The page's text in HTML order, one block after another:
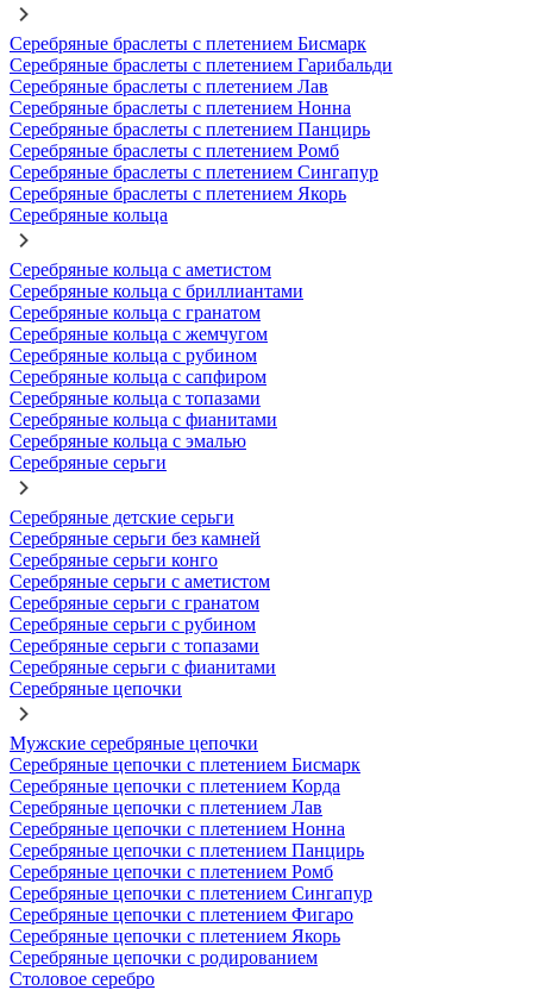
Серебряные браслеты с плетением Бисмарк
Серебряные браслеты с плетением Гарибальди
Серебряные браслеты с плетением Лав
Серебряные браслеты с плетением Нонна
Серебряные браслеты с плетением Панцирь
Серебряные браслеты с плетением Ромб
Серебряные браслеты с плетением Сингапур
Серебряные браслеты с плетением Якорь
Серебряные кольца
Серебряные кольца с аметистом
Серебряные кольца с бриллиантами
Серебряные кольца с гранатом
Серебряные кольца с жемчугом
Серебряные кольца с рубином
Серебряные кольца с сапфиром
Серебряные кольца с топазами
Серебряные кольца с фианитами
Серебряные кольца с эмалью
Серебряные серьги
Серебряные детские серьги
Серебряные серьги без камней
Серебряные серьги конго
Серебряные серьги с аметистом
Серебряные серьги с гранатом
Серебряные серьги с рубином
Серебряные серьги с топазами
Серебряные серьги с фианитами
Серебряные цепочки
Мужские серебряные цепочки
Серебряные цепочки с плетением Бисмарк
Серебряные цепочки с плетением Корда
Серебряные цепочки с плетением Лав
Серебряные цепочки с плетением Нонна
Серебряные цепочки с плетением Панцирь
Серебряные цепочки с плетением Ромб
Серебряные цепочки с плетением Сингапур
Серебряные цепочки с плетением Фигаро
Серебряные цепочки с плетением Якорь
Серебряные цепочки с родированием
Столовое серебро